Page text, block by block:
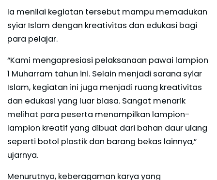
Ia menilai kegiatan tersebut mampu memadukan
syiar Islam dengan kreativitas dan edukasi bagi
para pelajar.
“Kami mengapresiasi pelaksanaan pawai lampion
1 Muharram tahun ini. Selain menjadi sarana syiar
Islam, kegiatan ini juga menjadi ruang kreativitas
dan edukasi yang luar biasa. Sangat menarik
melihat para peserta menampilkan lampion-
lampion kreatif yang dibuat dari bahan daur ulang
seperti botol plastik dan barang bekas lainnya,”
ujarnya.
Menurutnya, keberagaman karya yang